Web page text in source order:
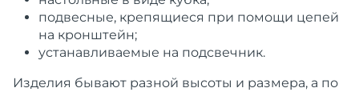
подвесные, крепящиеся при помощи цепей
на кронштейн;
устанавливаемые на подсвечник.
Изделия бывают разной высоты и размера, а по